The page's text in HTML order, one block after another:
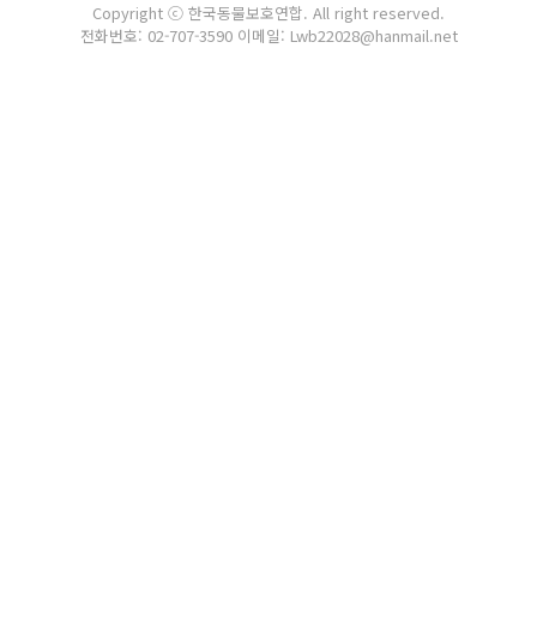
Copyright ⓒ 한국동물보호연합. All right reserved.
전화번호: 02-707-3590 이메일: Lwb22028@hanmail.net